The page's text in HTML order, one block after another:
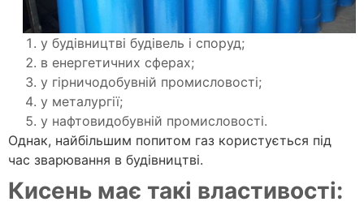
у будівництві будівель і споруд;
в енергетичних сферах;
у гірничодобувній промисловості;
у металургії;
у нафтовидобувній промисловості.
Однак, найбільшим попитом газ користується під
час зварювання в будівництві.
Кисень має такі властивості: